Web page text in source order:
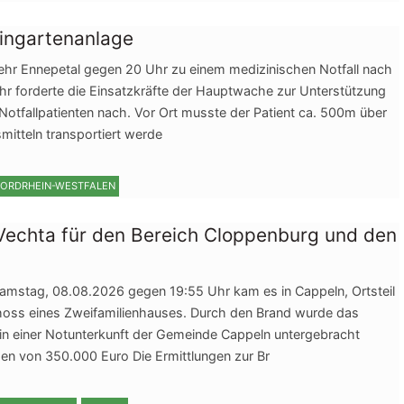
Ennepetal gegen 20 Uhr zu einem medizinischen Notfall nach
forderte die Einsatzkräfte der Hauptwache zur Unterstützung
nach. Vor Ort musste der Patient ca. 500m über
transportiert werde
WESTFALEN
für den Bereich Cloppenburg und den
08.08.2026 gegen 19:55 Uhr kam es in Cappeln, Ortsteil
eines Zweifamilienhauses. Durch den Brand wurde das
einer Notunterkunft der Gemeinde Cappeln untergebracht
von 350.000 Euro Die Ermittlungen zur Br